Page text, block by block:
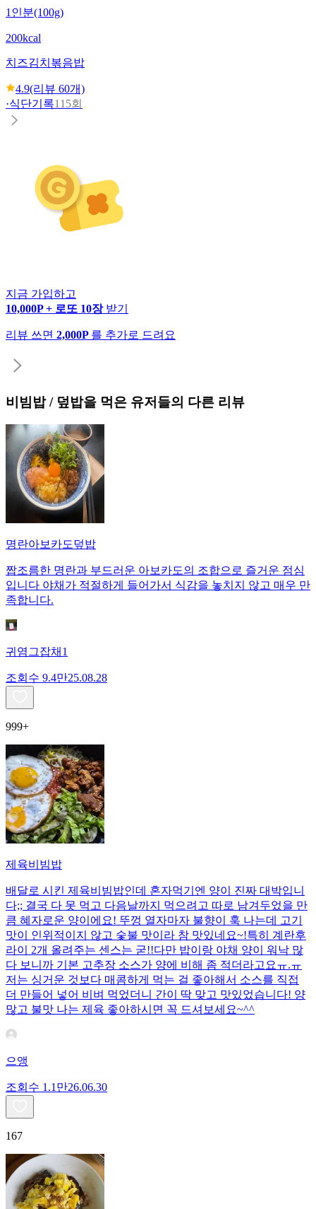
1인분(100g)
200kcal
치즈김치볶음밥
4.9(리뷰 60개)
·식단기록115회
지금 가입하고
10,000P + 로또 10장 받기
리뷰 쓰면 2,000P 를 추가로 드려요
비빔밥 / 덮밥을 먹은 유저들의 다른 리뷰
명란아보카도덮밥
짭조름한 명란과 부드러운 아보카도의 조합으로 즐거운 점심
입니다 야채가 적절하게 들어가서 식감을 놓치지 않고 매우 만
족합니다.
귀염그잡채1
조회수 9.4만25.08.28
999+
제육비빔밥
배달로 시킨 제육비빔밥인데 혼자먹기엔 양이 진짜 대박입니
다;; 결국 다 못 먹고 다음날까지 먹으려고 따로 남겨두었을 만
큼 혜자로운 양이에요! 뚜껑 열자마자 불향이 훅 나는데 고기
맛이 인위적이지 않고 숯불 맛이라 참 맛있네요~!특히 계란후
라이 2개 올려주는 센스는 굳!! ​다만 밥이랑 야채 양이 워낙 많
다 보니까 기본 고추장 소스가 양에 비해 좀 적더라고요ㅠ.ㅠ
저는 싱거운 것보다 매콤하게 먹는 걸 좋아해서 소스를 직접
더 만들어 넣어 비벼 먹었더니 간이 딱 맞고 맛있었습니다! 양
많고 불맛 나는 제육 좋아하시면 꼭 드셔보세요~^^
으앵
조회수 1.1만26.06.30
167